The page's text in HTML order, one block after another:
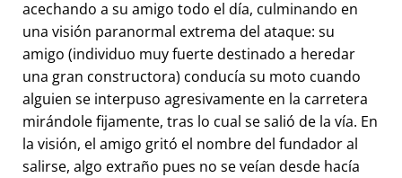
acechando a su amigo todo el día, culminando en
una visión paranormal extrema del ataque: su
amigo (individuo muy fuerte destinado a heredar
una gran constructora) conducía su moto cuando
alguien se interpuso agresivamente en la carretera
mirándole fijamente, tras lo cual se salió de la vía. En
la visión, el amigo gritó el nombre del fundador al
salirse, algo extraño pues no se veían desde hacía